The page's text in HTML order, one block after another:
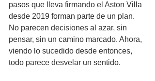
pasos que lleva firmando el Aston Villa
desde 2019 forman parte de un plan.
No parecen decisiones al azar, sin
pensar, sin un camino marcado. Ahora,
viendo lo sucedido desde entonces,
todo parece desvelar un sentido.